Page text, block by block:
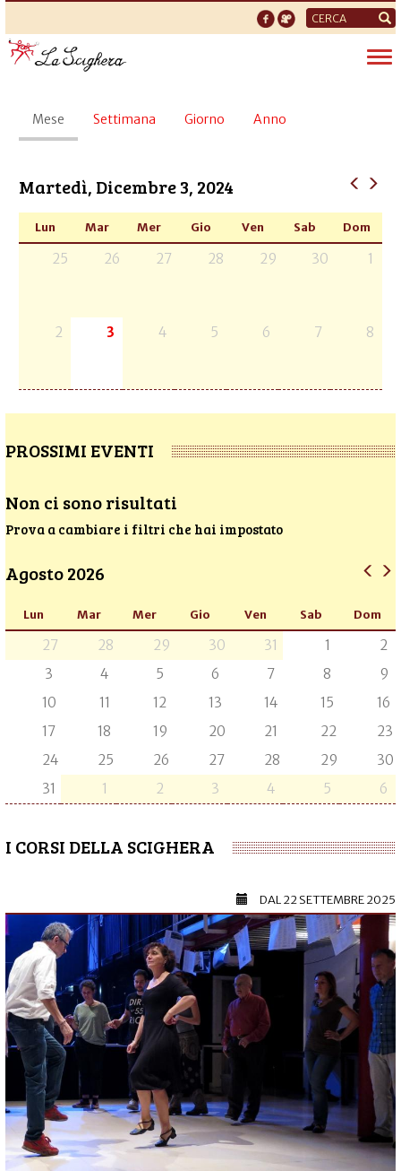
Form
di
ricerca
Schede
primarie
Mese (scheda
attiva)
Settimana Giorno Anno
Martedì, Dicembre 3, 2024
Lun Mar Mer Gio Ven Sab Dom
25 26 27 28 29 30 1
2 3 4 5 6 7 8
PROSSIMI EVENTI
Non ci sono risultati
Prova a cambiare i filtri che hai impostato
Agosto 2026
Lun Mar Mer Gio Ven Sab Dom
27 28 29 30 31 1
2
3
4 5 6 7 8
9
10
11 12 13 14 15
16
17
18 19 20 21 22
23
24
25 26 27 28 29
30
31
1 2 3 4 5 6
I CORSI DELLA SCIGHERA
DAL22 SETTEMBRE 2025